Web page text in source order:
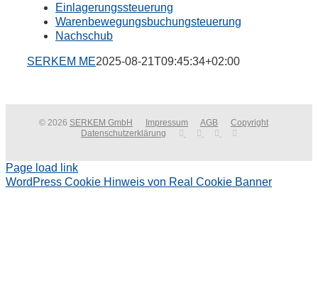
Einlagerungssteuerung
Warenbewegungsbuchungsteuerung
Nachschub
SERKEM ME2025-08-21T09:45:34+02:00
© 2026 SERKEM GmbH Impressum AGB
Copyright
Datenschutzerklärung
Page load link
WordPress Cookie Hinweis von Real Cookie Banner